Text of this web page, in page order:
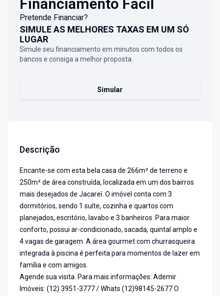
Financiamento Fácil
Pretende Financiar?
SIMULE AS MELHORES TAXAS EM UM SÓ
LUGAR
Simule seu financiamento em minutos com todos os
bancos e consiga a melhor proposta.
Simular
Descrição
Encante-se com esta bela casa de 266m² de terreno e
250m² de área construída, localizada em um dos bairros
mais desejados de Jacareí. O imóvel conta com 3
dormitórios, sendo 1 suíte, cozinha e quartos com
planejados, escritório, lavabo e 3 banheiros. Para maior
conforto, possui ar-condicionado, sacada, quintal amplo e
4 vagas de garagem. A área gourmet com churrasqueira
integrada à piscina é perfeita para momentos de lazer em
família e com amigos.
Agende sua visita. Para mais informações: Ademir
Imóveis: (12) 3951-3777 / Whats (12)98145-2677 O